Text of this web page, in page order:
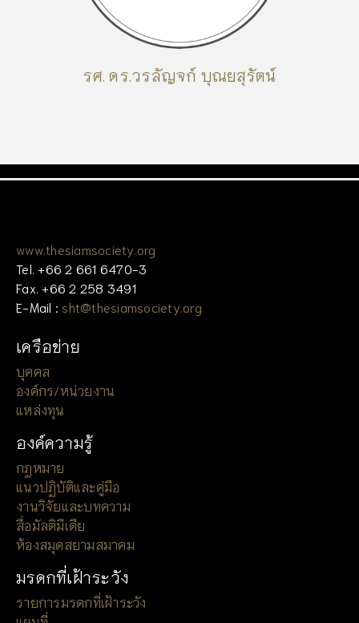
รศ. ดร.วรลัญจก์ บุณยสุรัตน์
www.thesiamsociety.org
Tel. +66 2 661 6470-3
Fax. +66 2 258 3491
E-Mail : sht@thesiamsociety.org
เครือข่าย
บุคคล
องค์กร/หน่วยงาน
แหล่งทุน
องค์ความรู้
กฎหมาย
แนวปฏิบัติและคู่มือ
งานวิจัยและบทความ
สื่อมัลติมีเดีย
ห้องสมุดสยามสมาคม
มรดกที่เฝ้าระวัง
รายการมรดกที่เฝ้าระวัง